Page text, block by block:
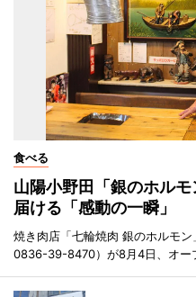
食べる
山陽小野田「銀のホル
届ける「感動の一瞬」
焼き肉店「七輪焼肉 銀のホルモ
0836-39-8470）が8月4日、オー